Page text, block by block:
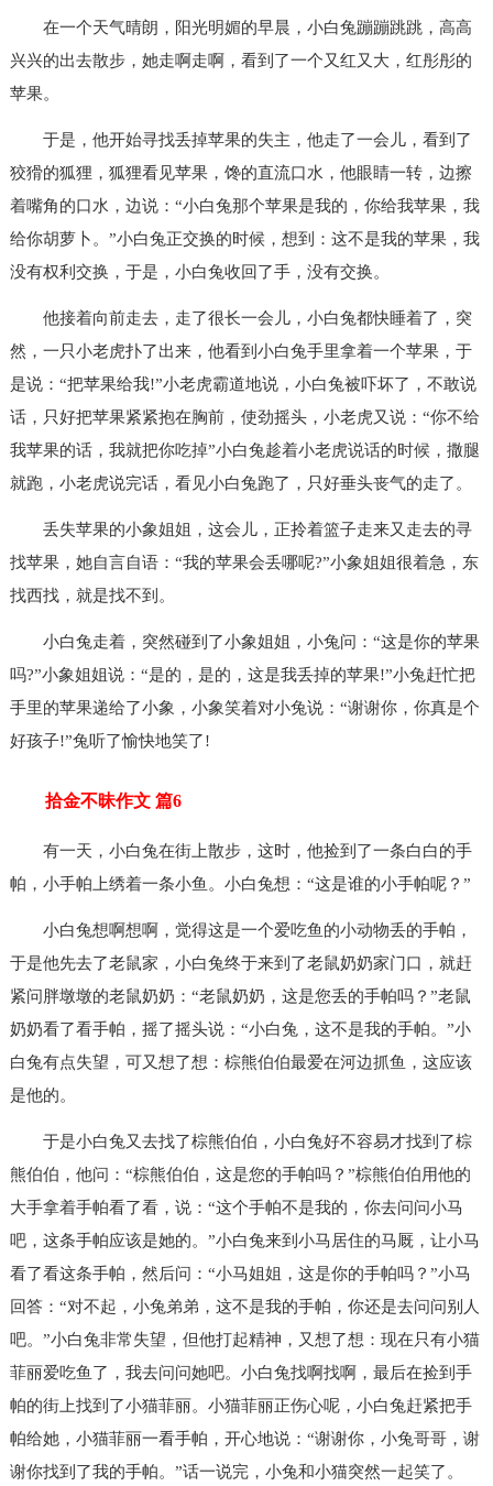
在一个天气晴朗，阳光明媚的早晨，小白兔蹦蹦跳跳，高高
兴兴的出去散步，她走啊走啊，看到了一个又红又大，红彤彤的
苹果。
于是，他开始寻找丢掉苹果的失主，他走了一会儿，看到了
狡猾的狐狸，狐狸看见苹果，馋的直流口水，他眼睛一转，边擦
着嘴角的口水，边说：“小白兔那个苹果是我的，你给我苹果，我
给你胡萝卜。”小白兔正交换的时候，想到：这不是我的苹果，我
没有权利交换，于是，小白兔收回了手，没有交换。
他接着向前走去，走了很长一会儿，小白兔都快睡着了，突
然，一只小老虎扑了出来，他看到小白兔手里拿着一个苹果，于
是说：“把苹果给我!”小老虎霸道地说，小白兔被吓坏了，不敢说
话，只好把苹果紧紧抱在胸前，使劲摇头，小老虎又说：“你不给
我苹果的话，我就把你吃掉”小白兔趁着小老虎说话的时候，撒腿
就跑，小老虎说完话，看见小白兔跑了，只好垂头丧气的走了。
丢失苹果的小象姐姐，这会儿，正拎着篮子走来又走去的寻
找苹果，她自言自语：“我的苹果会丢哪呢?”小象姐姐很着急，东
找西找，就是找不到。
小白兔走着，突然碰到了小象姐姐，小兔问：“这是你的苹果
吗?”小象姐姐说：“是的，是的，这是我丢掉的苹果!”小兔赶忙把
手里的苹果递给了小象，小象笑着对小兔说：“谢谢你，你真是个
好孩子!”兔听了愉快地笑了!
拾金不昧作文 篇6
有一天，小白兔在街上散步，这时，他捡到了一条白白的手
帕，小手帕上绣着一条小鱼。小白兔想：“这是谁的小手帕呢？”
小白兔想啊想啊，觉得这是一个爱吃鱼的小动物丢的手帕，
于是他先去了老鼠家，小白兔终于来到了老鼠奶奶家门口，就赶
紧问胖墩墩的老鼠奶奶：“老鼠奶奶，这是您丢的手帕吗？”老鼠
奶奶看了看手帕，摇了摇头说：“小白兔，这不是我的手帕。”小
白兔有点失望，可又想了想：棕熊伯伯最爱在河边抓鱼，这应该
是他的。
于是小白兔又去找了棕熊伯伯，小白兔好不容易才找到了棕
熊伯伯，他问：“棕熊伯伯，这是您的手帕吗？”棕熊伯伯用他的
大手拿着手帕看了看，说：“这个手帕不是我的，你去问问小马
吧，这条手帕应该是她的。”小白兔来到小马居住的马厩，让小马
看了看这条手帕，然后问：“小马姐姐，这是你的手帕吗？”小马
回答：“对不起，小兔弟弟，这不是我的手帕，你还是去问问别人
吧。”小白兔非常失望，但他打起精神，又想了想：现在只有小猫
菲丽爱吃鱼了，我去问问她吧。小白兔找啊找啊，最后在捡到手
帕的街上找到了小猫菲丽。小猫菲丽正伤心呢，小白兔赶紧把手
帕给她，小猫菲丽一看手帕，开心地说：“谢谢你，小兔哥哥，谢
谢你找到了我的手帕。”话一说完，小兔和小猫突然一起笑了。